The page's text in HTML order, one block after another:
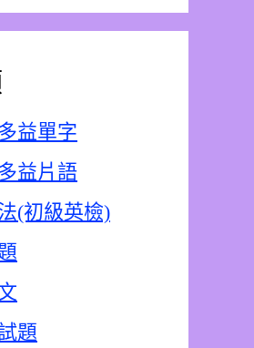
益單字
益片語
(初級英檢)
題